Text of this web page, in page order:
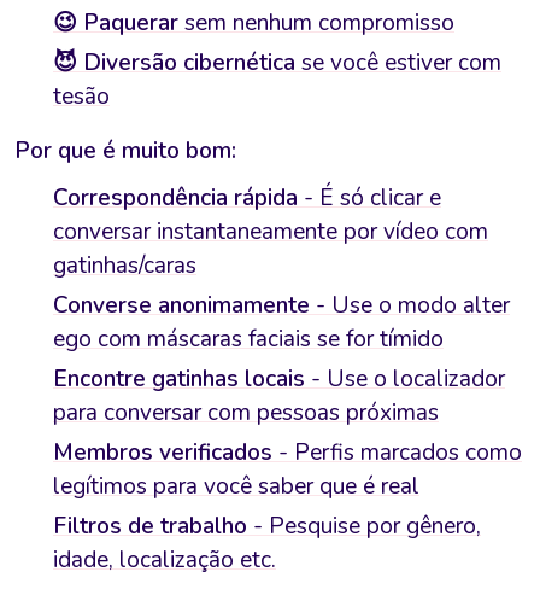
😉 Paquerarsem nenhum compromisso
😈 Diversão cibernética se você estiver com
tesão
Por que é muito bom:
Correspondência rápida - É só clicar e
conversar instantaneamente por vídeo com
gatinhas/caras
Converse anonimamente - Use o modo alter
ego com máscaras faciais se for tímido
Encontre gatinhas locais - Use o localizador
para conversar com pessoas próximas
Membros verificados - Perfis marcados como
legítimos para você saber que é real
Filtros de trabalho - Pesquise por gênero,
idade, localização etc.